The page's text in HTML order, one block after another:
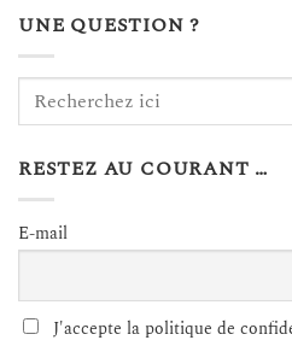
UNE QUESTION ?
RESTEZ AU COURANT …
E-mail
J'accepte la politique de